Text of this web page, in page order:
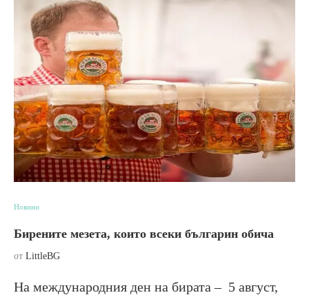
Новини
Бирените мезета, които всеки българин обича
от LittleBG
На международния ден на бирата – 5 август,